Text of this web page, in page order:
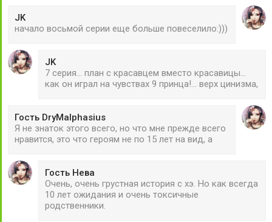
JK
начало восьмой серии еще больше повеселило:)))
JK
7 серия... план с красавцем вместо красавицы...
как он играл на чувствах 9 принца!... верх цинизма,
Гость DryMalphasius
Я не знаток этого всего, но что мне прежде всего
нравится, это что героям не по 15 лет на вид, а
Гость Нева
Очень, очень грустная история с хэ. Но как всегда
10 лет ожидания и очень токсичные
родственники.